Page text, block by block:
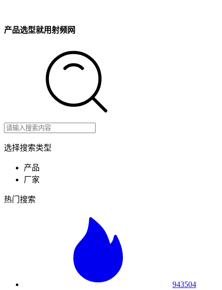
产品选型就用射频网
选择搜索类型
产品
厂家
热门搜索
943504